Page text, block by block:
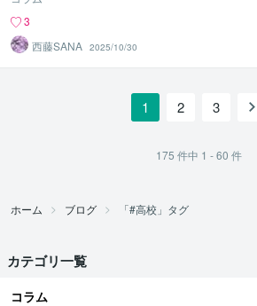
3
西藤SANA 2025/10/30
1 2 3
175 件中 1 - 60 件
ホーム ブログ 「#高校」タグ
カテゴリ一覧
コラム